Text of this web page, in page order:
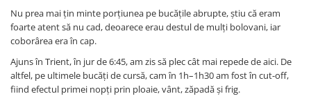
Nu prea mai țin minte porțiunea pe bucățile abrupte, știu că eram
foarte atent să nu cad, deoarece erau destul de mulți bolovani, iar
coborârea era în cap.
Ajuns în Trient, în jur de 6:45, am zis să plec cât mai repede de aici. De
altfel, pe ultimele bucăți de cursă, cam în 1h–1h30 am fost în cut-off,
fiind efectul primei nopți prin ploaie, vânt, zăpadă și frig.